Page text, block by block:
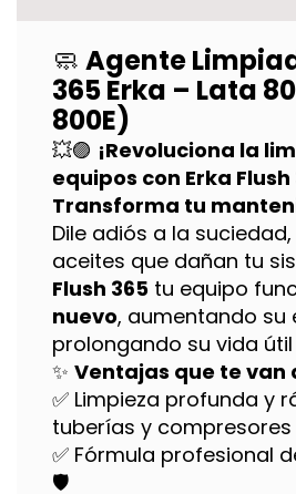
🧼 Agente
365 Erka – Lata
800E)
💥🟣 ¡Revoluciona la
equipos con Erka Flush
Transforma tu
Dile adiós a la
aceites que dañan tu
Flush 365 tu equipo
nuevo, aumentando su
prolongando su vida útil
✨ Ventajas que te van
✅ Limpieza profunda y
tuberías y compresores
✅ Fórmula profesional
🛡️